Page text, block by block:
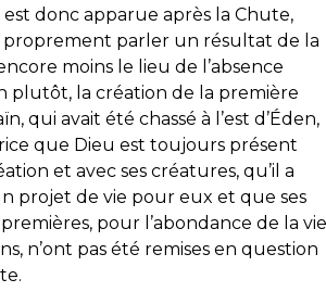
est donc apparue après la Chute,
proprement parler un résultat de la
moins le lieu de l’absence
plutôt, la création de la première
qui avait été chassé à l’est d’Éden,
que Dieu est toujours présent
et avec ses créatures, qu’il a
projet de vie pour eux et que ses
pour l’abondance de la vie
n’ont pas été remises en question